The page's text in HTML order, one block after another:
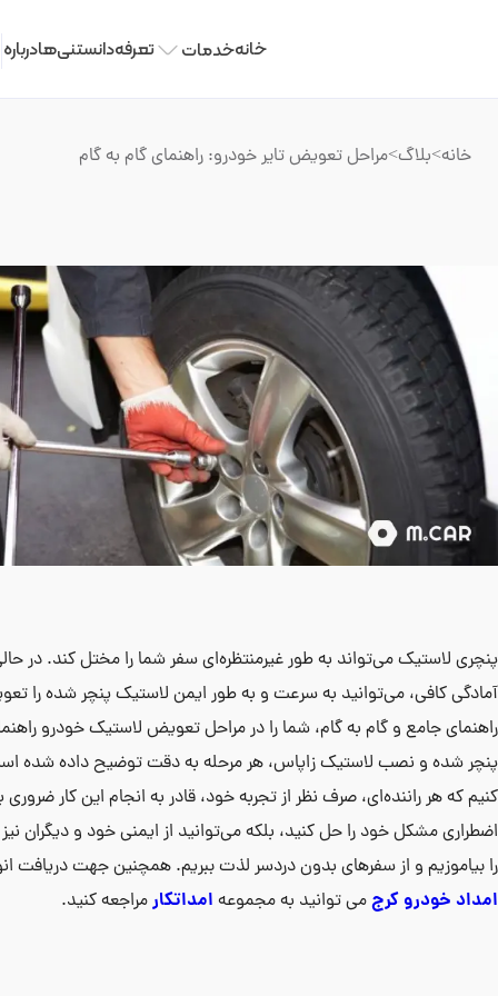
خانهخدمات تعرفهدانستنی‌ها
خانه>بلاگ>مراحل تعویض تایر خودرو: راهنمای گام به گام
پنچری لاستیک می‌تواند به طور غیرمنتظره‌ای سفر شما را مختل کند. در
آمادگی کافی، می‌توانید به سرعت و به طور ایمن لاستیک پنچر شده را
راهنمای جامع و گام به گام، شما را در مراحل تعویض لاستیک خودرو
پنچر شده و نصب لاستیک زاپاس، هر مرحله به دقت توضیح داده شده
کنیم که هر راننده‌ای، صرف نظر از تجربه خود، قادر به انجام این کار
اضطراری مشکل خود را حل کنید، بلکه می‌توانید از ایمنی خود و دیگران
را بیاموزیم و از سفرهای بدون دردسر لذت ببریم. همچنین جهت دریافت
امداد خودرو کرجمی توانید به مجموعه امداتکارمراجعه کنید.